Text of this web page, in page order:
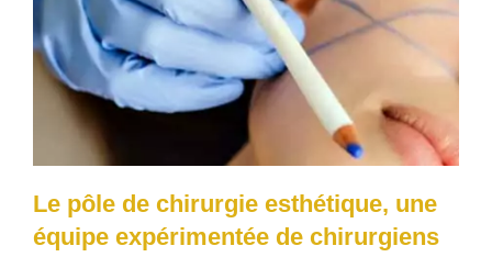
Acide
Hyaluronique
Le pôle de chirurgie esthétique, une
équipe expérimentée de chirurgiens